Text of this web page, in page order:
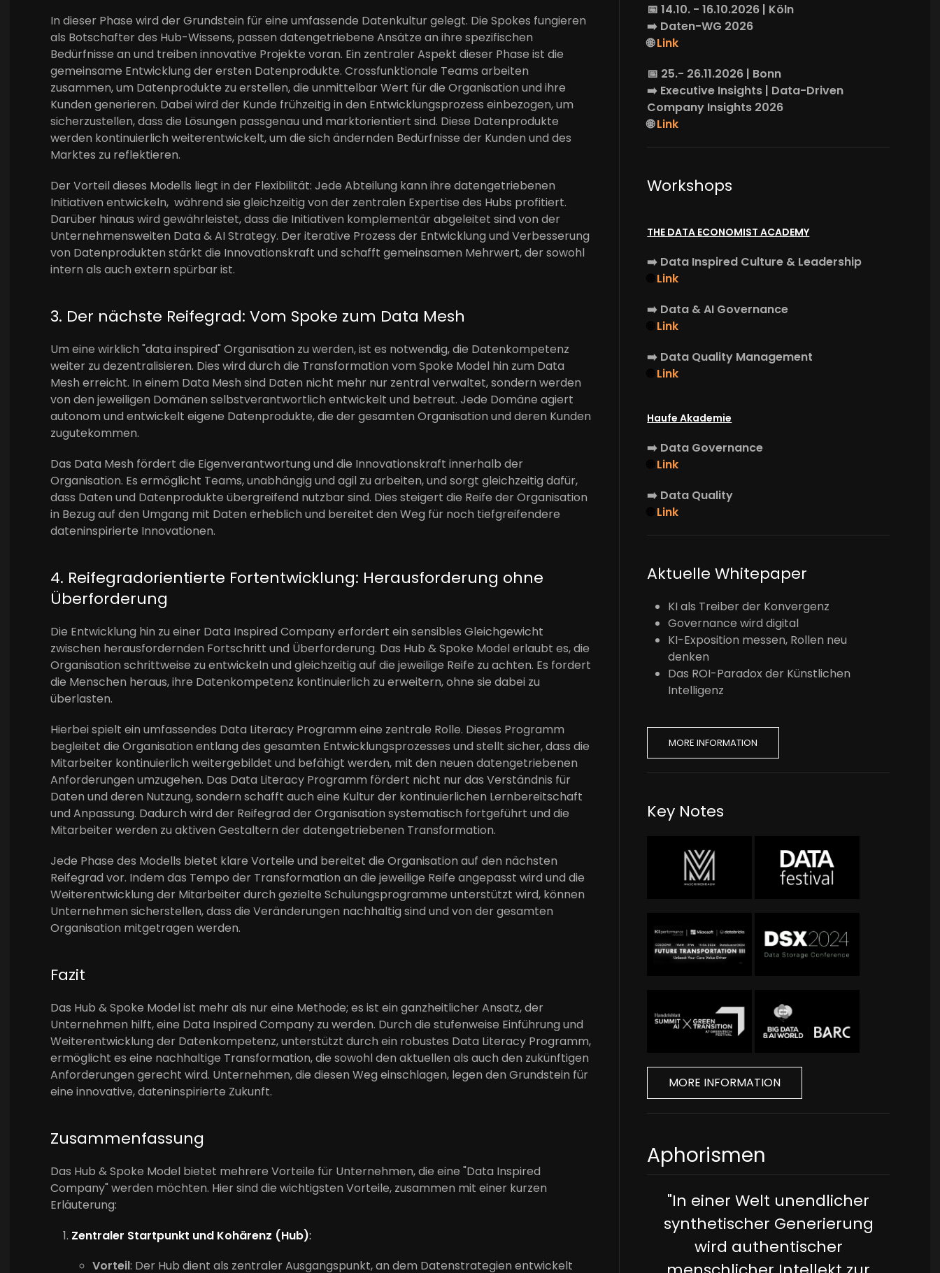
In dieser Phase wird der Grundstein für eine umfassende Datenkultur gelegt. Die Spokes fungieren
als Botschafter des Hub-Wissens, passen datengetriebene Ansätze an ihre spezifischen
Bedürfnisse an und treiben innovative Projekte voran. Ein zentraler Aspekt dieser Phase ist die
gemeinsame Entwicklung der ersten Datenprodukte. Crossfunktionale Teams arbeiten
zusammen, um Datenprodukte zu erstellen, die unmittelbar Wert für die Organisation und ihre
Kunden generieren. Dabei wird der Kunde frühzeitig in den Entwicklungsprozess einbezogen, um
sicherzustellen, dass die Lösungen passgenau und marktorientiert sind. Diese Datenprodukte
werden kontinuierlich weiterentwickelt, um die sich ändernden Bedürfnisse der Kunden und des
Marktes zu reflektieren.
Der Vorteil dieses Modells liegt in der Flexibilität: Jede Abteilung kann ihre datengetriebenen
Initiativen entwickeln, während sie gleichzeitig von der zentralen Expertise des Hubs profitiert.
Darüber hinaus wird gewährleistet, dass die Initiativen komplementär abgeleitet sind von der
Unternehmensweiten Data & AI Strategy. Der iterative Prozess der Entwicklung und Verbesserung
von Datenprodukten stärkt die Innovationskraft und schafft gemeinsamen Mehrwert, der sowohl
intern als auch extern spürbar ist.
3. Der nächste Reifegrad: Vom Spoke zum Data Mesh
Um eine wirklich "data inspired" Organisation zu werden, ist es notwendig, die Datenkompetenz
weiter zu dezentralisieren. Dies wird durch die Transformation vom Spoke Model hin zum Data
Mesh erreicht. In einem Data Mesh sind Daten nicht mehr nur zentral verwaltet, sondern werden
von den jeweiligen Domänen selbstverantwortlich entwickelt und betreut. Jede Domäne agiert
autonom und entwickelt eigene Datenprodukte, die der gesamten Organisation und deren Kunden
zugutekommen.
Das Data Mesh fördert die Eigenverantwortung und die Innovationskraft innerhalb der
Organisation. Es ermöglicht Teams, unabhängig und agil zu arbeiten, und sorgt gleichzeitig dafür,
dass Daten und Datenprodukte übergreifend nutzbar sind. Dies steigert die Reife der Organisation
in Bezug auf den Umgang mit Daten erheblich und bereitet den Weg für noch tiefgreifendere
dateninspirierte Innovationen.
4. Reifegradorientierte Fortentwicklung: Herausforderung ohne
Überforderung
Die Entwicklung hin zu einer Data Inspired Company erfordert ein sensibles Gleichgewicht
zwischen herausfordernden Fortschritt und Überforderung. Das Hub & Spoke Model erlaubt es, die
Organisation schrittweise zu entwickeln und gleichzeitig auf die jeweilige Reife zu achten. Es fordert
die Menschen heraus, ihre Datenkompetenz kontinuierlich zu erweitern, ohne sie dabei zu
überlasten.
Hierbei spielt ein umfassendes Data Literacy Programm eine zentrale Rolle. Dieses Programm
begleitet die Organisation entlang des gesamten Entwicklungsprozesses und stellt sicher, dass die
Mitarbeiter kontinuierlich weitergebildet und befähigt werden, mit den neuen datengetriebenen
Anforderungen umzugehen. Das Data Literacy Programm fördert nicht nur das Verständnis für
Daten und deren Nutzung, sondern schafft auch eine Kultur der kontinuierlichen Lernbereitschaft
und Anpassung. Dadurch wird der Reifegrad der Organisation systematisch fortgeführt und die
Mitarbeiter werden zu aktiven Gestaltern der datengetriebenen Transformation.
Jede Phase des Modells bietet klare Vorteile und bereitet die Organisation auf den nächsten
Reifegrad vor. Indem das Tempo der Transformation an die jeweilige Reife angepasst wird und die
Weiterentwicklung der Mitarbeiter durch gezielte Schulungsprogramme unterstützt wird, können
Unternehmen sicherstellen, dass die Veränderungen nachhaltig sind und von der gesamten
Organisation mitgetragen werden.
Fazit
Das Hub & Spoke Model ist mehr als nur eine Methode; es ist ein ganzheitlicher Ansatz, der
Unternehmen hilft, eine Data Inspired Company zu werden. Durch die stufenweise Einführung und
Weiterentwicklung der Datenkompetenz, unterstützt durch ein robustes Data Literacy Programm,
ermöglicht es eine nachhaltige Transformation, die sowohl den aktuellen als auch den zukünftigen
Anforderungen gerecht wird. Unternehmen, die diesen Weg einschlagen, legen den Grundstein für
eine innovative, dateninspirierte Zukunft.
Zusammenfassung
Das Hub & Spoke Model bietet mehrere Vorteile für Unternehmen, die eine "Data Inspired
Company" werden möchten. Hier sind die wichtigsten Vorteile, zusammen mit einer kurzen
Erläuterung:
Zentraler Startpunkt und Kohärenz (Hub):
Vorteil: Der Hub dient als zentraler Ausgangspunkt, an dem Datenstrategien entwickelt
📅 14.10. - 16.10.2026 | Köln
➡️ Daten-WG 2026
🌐Link
📅 25.- 26.11.2026 | Bonn
➡️ Executive Insights | Data-Driven
Company Insights 2026
🌐Link
Workshops
THE DATA ECONOMIST ACADEMY
➡️ Data Inspired Culture & Leadership
Link
➡️ Data & AI Governance
Link
➡️ Data Quality Management
Link
Haufe Akademie
➡️ Data Governance
Link
➡️ Data Quality
Link
Aktuelle Whitepaper
KI als Treiber der Konvergenz
Governance wird digital
KI-Exposition messen, Rollen neu
denken
Das ROI-Paradox der Künstlichen
Intelligenz
MORE INFORMATION
Key Notes
MORE INFORMATION
Aphorismen
"In einer Welt unendlicher
synthetischer Generierung
wird authentischer